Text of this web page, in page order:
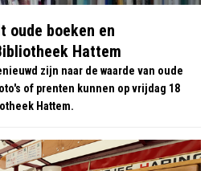
oude boeken en
Hattem
zijn naar de waarde van oude
of prenten kunnen op vrijdag 18
Hattem.